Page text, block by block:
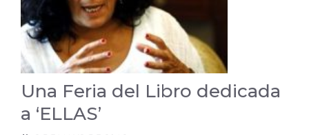
Una Feria del Libro dedicada
a ‘ELLAS’